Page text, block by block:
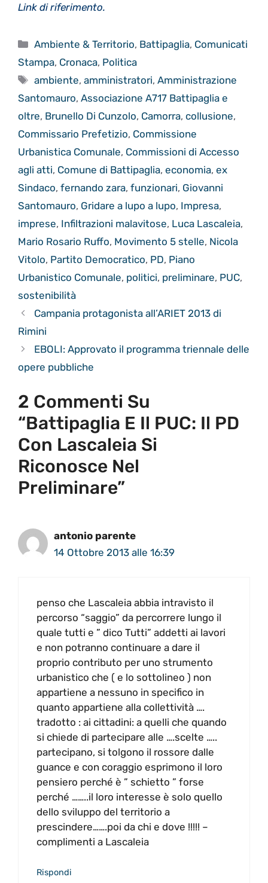
Link di riferimento.
Categorie
Ambiente & Territorio, Battipaglia, Comunicati
Stampa, Cronaca, Politica
Tag
ambiente,amministratori,Amministrazione
Santomauro, Associazione A717 Battipaglia e
oltre, Brunello Di Cunzolo, Camorra, collusione,
Commissario Prefetizio, Commissione
Urbanistica Comunale, Commissioni di Accesso
agli atti, Comune di Battipaglia, economia, ex
Sindaco, fernando zara, funzionari, Giovanni
Santomauro, Gridare a lupo a lupo, Impresa,
imprese, Infiltrazioni malavitose, Luca Lascaleia,
Mario Rosario Ruffo, Movimento 5 stelle, Nicola
Vitolo, Partito Democratico, PD, Piano
Urbanistico Comunale, politici, preliminare, PUC,
sostenibilità
Campania protagonista all’ARIET 2013 di
Rimini
EBOLI: Approvato il programma triennale delle
opere pubbliche
2 Commenti Su
“Battipaglia E Il PUC: Il PD
Con Lascaleia Si
Riconosce Nel
Preliminare”
antonio parente
14 Ottobre 2013 alle 16:39
penso che Lascaleia abbia intravisto il
percorso “saggio” da percorrere lungo il
quale tutti e ” dico Tutti” addetti ai lavori
e non potranno continuare a dare il
proprio contributo per uno strumento
urbanistico che ( e lo sottolineo ) non
appartiene a nessuno in specifico in
quanto appartiene alla collettività ….
tradotto : ai cittadini: a quelli che quando
si chiede di partecipare alle ….scelte …..
partecipano, si tolgono il rossore dalle
guance e con coraggio esprimono il loro
pensiero perché è ” schietto ” forse
perché ……..il loro interesse è solo quello
dello sviluppo del territorio a
prescindere…….poi da chi e dove !!!!! –
complimenti a Lascaleia
Rispondi